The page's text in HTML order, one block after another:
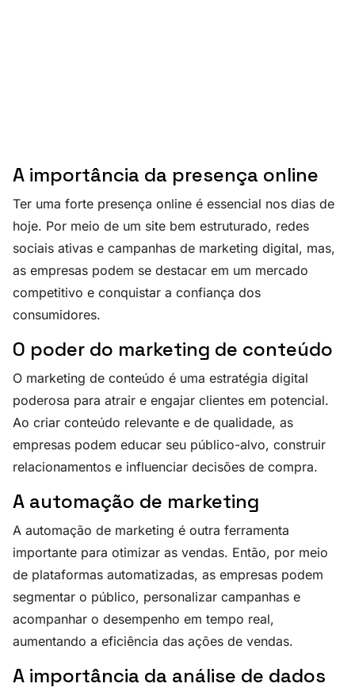
A importância da presença online
Ter uma forte presença online é essencial nos dias de
hoje. Por meio de um site bem estruturado, redes
sociais ativas e campanhas de marketing digital, mas,
as empresas podem se destacar em um mercado
competitivo e conquistar a confiança dos
consumidores.
O poder do marketing de conteúdo
O marketing de conteúdo é uma estratégia digital
poderosa para atrair e engajar clientes em potencial.
Ao criar conteúdo relevante e de qualidade, as
empresas podem educar seu público-alvo, construir
relacionamentos e influenciar decisões de compra.
A automação de marketing
A automação de marketing é outra ferramenta
importante para otimizar as vendas. Então, por meio
de plataformas automatizadas, as empresas podem
segmentar o público, personalizar campanhas e
acompanhar o desempenho em tempo real,
aumentando a eficiência das ações de vendas.
A importância da análise de dados